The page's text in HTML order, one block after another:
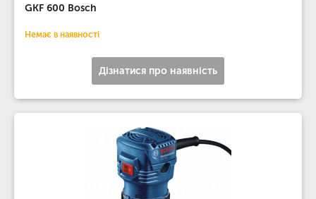
GKF 600 Bosch
Немає в наявності
Дізнатися про наявність